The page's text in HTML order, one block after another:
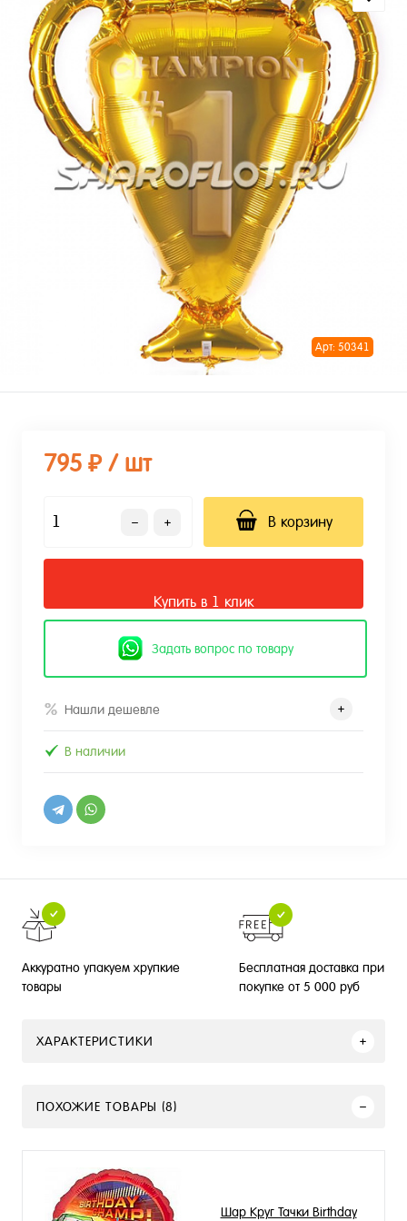
Арт: 50341
795 ₽ / шт
В корзину
Купить в 1 клик
Задать вопрос по товару
Нашли дешевле
В наличии
Аккуратно упакуем хрупкие
товары
Бесплатная доставка при
покупке от 5 000 руб
ХАРАКТЕРИСТИКИ
ПОХОЖИЕ ТОВАРЫ (8)
Шар Круг Тачки Birthday